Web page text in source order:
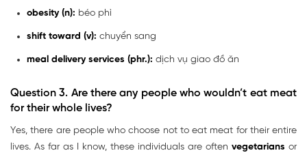
obesity (n): béo phì
shift toward (v): chuyển sang
meal delivery services (phr.): dịch vụ giao đồ ăn
Question 3. Are there any people who wouldn’t eat meat
for their whole lives?
Yes, there are people who choose not to eat meat for their entire
lives. As far as I know, these individuals are often vegetarians or